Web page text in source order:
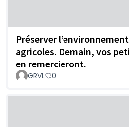
Préserver
agricoles. Demain, vos
en remercieront.
GRVL 0